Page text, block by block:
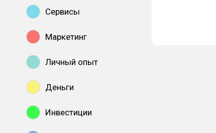
Сервисы
Маркетинг
Личный опыт
Деньги
Инвестиции